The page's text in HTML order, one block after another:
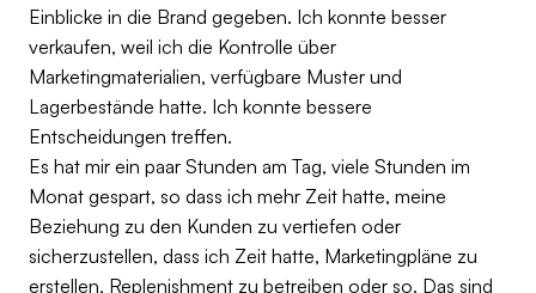
Einblicke in die Brand gegeben. Ich konnte besser
verkaufen, weil ich die Kontrolle über
Marketingmaterialien, verfügbare Muster und
Lagerbestände hatte. Ich konnte bessere
Entscheidungen treffen.
Es hat mir ein paar Stunden am Tag, viele Stunden im
Monat gespart, so dass ich mehr Zeit hatte, meine
Beziehung zu den Kunden zu vertiefen oder
sicherzustellen, dass ich Zeit hatte, Marketingpläne zu
erstellen, Replenishment zu betreiben oder so. Das sind